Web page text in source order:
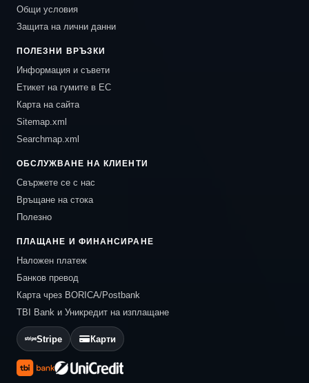
Общи условия
Защита на лични данни
ПОЛЕЗНИ ВРЪЗКИ
Информация и съвети
Етикет на гумите в ЕС
Карта на сайта
Sitemap.xml
Searchmap.xml
ОБСЛУЖВАНЕ НА КЛИЕНТИ
Свържете се с нас
Връщане на стока
Полезно
ПЛАЩАНЕ И ФИНАНСИРАНЕ
Наложен платеж
Банков превод
Карта чрез BORICA/Postbank
TBI Bank и Уникредит на изплащане
Stripe Карти